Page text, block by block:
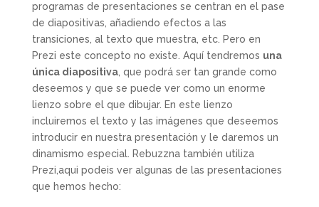
programas de presentaciones se centran en el pase
de diapositivas, añadiendo efectos a las
transiciones, al texto que muestra, etc. Pero en
Prezi este concepto no existe. Aquí tendremos una
única diapositiva, que podrá ser tan grande como
deseemos y que se puede ver como un enorme
lienzo sobre el que dibujar. En este lienzo
incluiremos el texto y las imágenes que deseemos
introducir en nuestra presentación y le daremos un
dinamismo especial. Rebuzzna también utiliza
Prezi,aqui podeis ver algunas de las presentaciones
que hemos hecho: